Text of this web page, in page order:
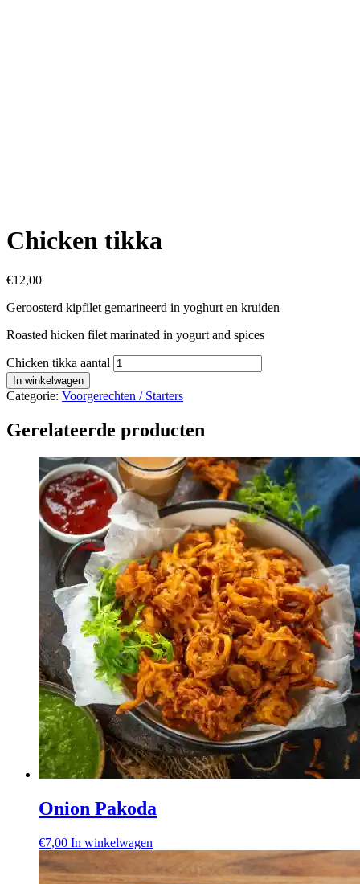
Chicken tikka
€12,00
Geroosterd kipfilet gemarineerd in yoghurt en kruiden
Roasted hicken filet marinated in yogurt and spices
Chicken tikka aantal
In winkelwagen
Categorie: Voorgerechten / Starters
Gerelateerde producten
Onion Pakoda
€7,00 In winkelwagen